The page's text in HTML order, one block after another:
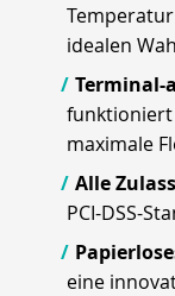
idealen
Terminal-
funktioniert
maximale
Alle
PCI-DSS-
eine